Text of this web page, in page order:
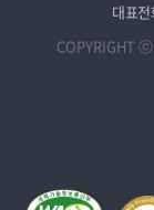
대표
COPYRIGHT ⓒ